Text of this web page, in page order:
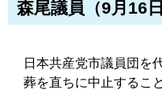
森尾議員（9月16日
日本共産党市議員団を
葬を直ちに中止するこ